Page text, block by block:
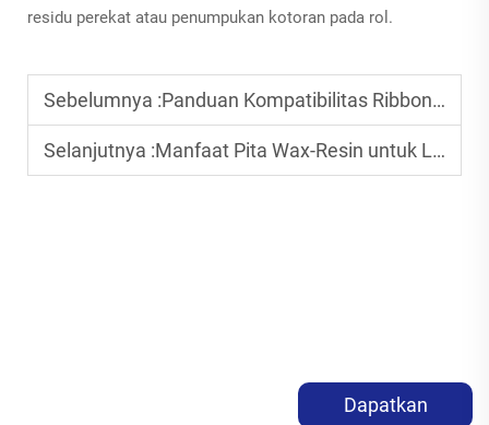
residu perekat atau penumpukan kotoran pada rol.
Sebelumnya :Panduan Kompatibilitas Ribbon Thermal dengan Printer
Selanjutnya :Manfaat Pita Wax-Resin untuk Label Logistik
Dapatkan